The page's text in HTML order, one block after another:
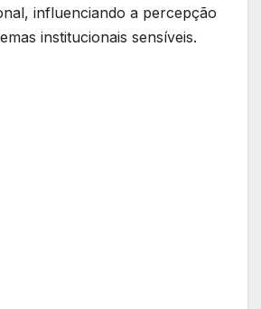
influenciando a percepção
institucionais sensíveis.